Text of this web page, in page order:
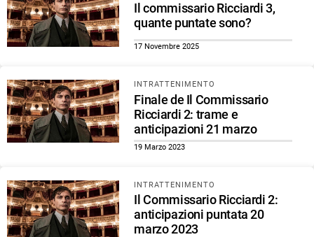
Il commissario Ricciardi 3,
quante puntate sono?
17 Novembre 2025
INTRATTENIMENTO
Finale de Il Commissario
Ricciardi 2: trame e
anticipazioni 21 marzo
19 Marzo 2023
INTRATTENIMENTO
Il Commissario Ricciardi 2:
anticipazioni puntata 20
marzo 2023